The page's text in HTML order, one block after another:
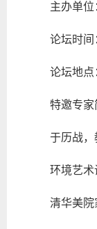
主办单
论坛时
论坛地点
特邀专家
于历战，
环境艺术
清华美院